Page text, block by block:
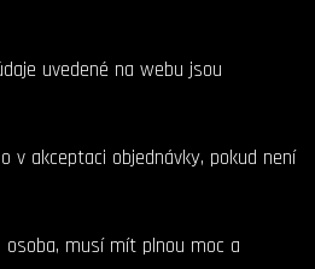
uvedené na webu jsou
v akceptaci objednávky, pokud není
osoba, musí mít plnou moc a